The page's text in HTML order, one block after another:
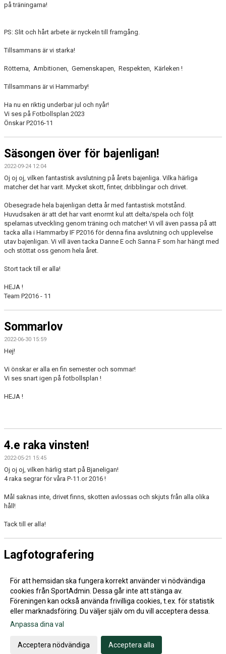
på träningarna!
PS: Slit och hårt arbete är nyckeln till framgång.
Tillsammans är vi starka!
Rötterna, Ambitionen, Gemenskapen, Respekten, Kärleken !
Tillsammans är vi Hammarby!
Ha nu en riktig underbar jul och nyår!
Vi ses på Fotbollsplan 2023
Önskar P2016-11
Säsongen över för bajenligan!
2022-09-24 12:04
Oj oj oj, vilken fantastisk avslutning på årets bajenliga. Vilka härliga
matcher det har varit. Mycket skott, finter, dribblingar och drivet.
Obesegrade hela bajenligan detta år med fantastisk motstånd.
Huvudsaken är att det har varit enormt kul att delta/spela och följt
spelarnas utveckling genom träning och matcher! Vi vill även passa på att
tacka alla i Hammarby IF P2016 för denna fina avslutning och upplevelse
utav bajenligan. Vi vill även tacka Danne E och Sanna F som har hängt med
och stöttat oss genom hela året.
Stort tack till er alla!
HEJA !
Team P2016 - 11
Sommarlov
2022-06-30 15:59
Hej!
Vi önskar er alla en fin semester och sommar!
Vi ses snart igen på fotbollsplan !
HEJA !
4.e raka vinsten!
2022-05-21 15:45
Oj oj oj, vilken härlig start på Bjaneligan!
4 raka segrar för våra P-11.or 2016 !
Mål saknas inte, drivet finns, skotten avlossas och skjuts från alla olika
håll!
Tack till er alla!
Lagfotografering
Tack till alla som närvarade på lagfotot idag och på HammarbyDagen !
Gå till Webbversion
För att hemsidan ska fungera korrekt använder vi nödvändiga
cookies från SportAdmin. Dessa går inte att stänga av.
Föreningen kan också använda frivilliga cookies, t.ex. för statistik
eller marknadsföring. Du väljer själv om du vill acceptera dessa.
Anpassa dina val
Acceptera nödvändiga Acceptera alla